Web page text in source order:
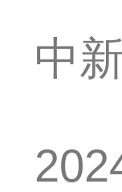
中